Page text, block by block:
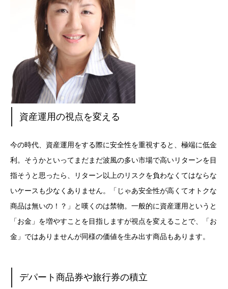
資産運用の視点を変える
今の時代、資産運用をする際に安全性を重視すると、極端に低金
利。そうかといってまだまだ波風の多い市場で高いリターンを目
指そうと思ったら、リターン以上のリスクを負わなくてはならな
いケースも少なくありません。「じゃあ安全性が高くてオトクな
商品は無いの！？」と嘆くのは禁物。一般的に資産運用というと
「お金」を増やすことを目指しますが視点を変えることで、「お
金」ではありませんが同様の価値を生み出す商品もあります。
デパート商品券や旅行券の積立